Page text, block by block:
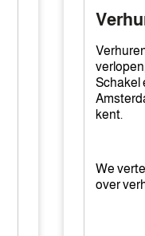
Amsterdam
Schakel
kent.
We
over